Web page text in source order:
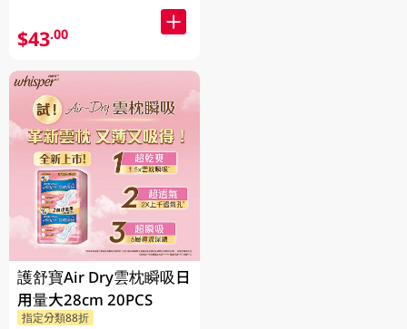
$43.00
護舒寶Air Dry雲枕瞬吸日
用量大28cm 20PCS
指定分類88折